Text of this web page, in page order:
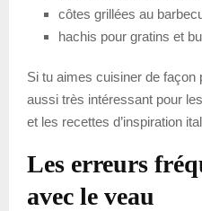
côtes grillées au
hachis pour gratins et
Si tu aimes cuisiner de
aussi très intéressant pour
et les recettes d’inspiration
Les erreurs
avec le veau